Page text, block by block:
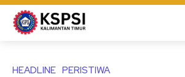
HEADLINE PERISTIWA